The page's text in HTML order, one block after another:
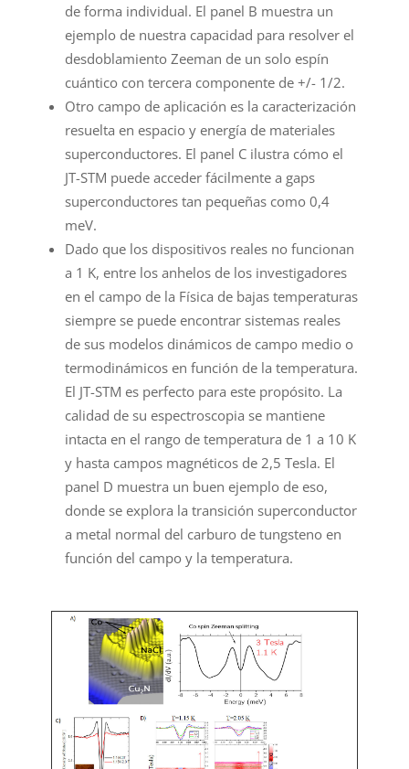
de forma individual. El panel B muestra un
ejemplo de nuestra capacidad para resolver el
desdoblamiento Zeeman de un solo espín
cuántico con tercera componente de +/- 1/2.
Otro campo de aplicación es la caracterización
resuelta en espacio y energía de materiales
superconductores. El panel C ilustra cómo el
JT-STM puede acceder fácilmente a gaps
superconductores tan pequeñas como 0,4
meV.
Dado que los dispositivos reales no funcionan
a 1 K, entre los anhelos de los investigadores
en el campo de la Física de bajas temperaturas
siempre se puede encontrar sistemas reales
de sus modelos dinámicos de campo medio o
termodinámicos en función de la temperatura.
El JT-STM es perfecto para este propósito. La
calidad de su espectroscopia se mantiene
intacta en el rango de temperatura de 1 a 10 K
y hasta campos magnéticos de 2,5 Tesla. El
panel D muestra un buen ejemplo de eso,
donde se explora la transición superconductor
a metal normal del carburo de tungsteno en
función del campo y la temperatura.